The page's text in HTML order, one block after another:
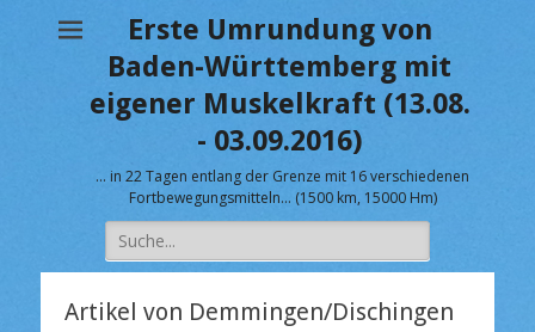
Erste Umrundung von
Baden-Württemberg mit
eigener Muskelkraft (13.08.
- 03.09.2016)
… in 22 Tagen entlang der Grenze mit 16 verschiedenen
Fortbewegungsmitteln… (1500 km, 15000 Hm)
Suche
nach:
Artikel von Demmingen/Dischingen